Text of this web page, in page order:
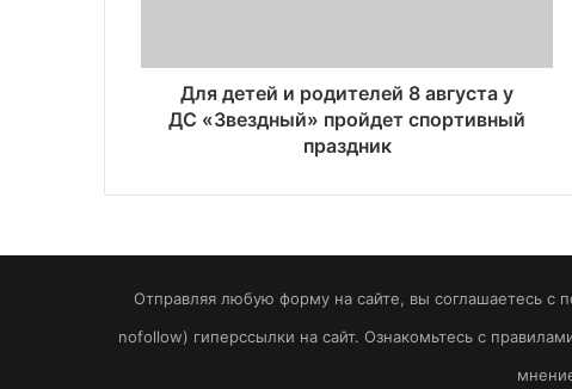
Для детей и родителей 8 августа у
ДС «Звездный» пройдет спортивный
праздник
Отправляя любую форму на сайте, вы соглашаетесь с
nofollow) гиперссылки на сайт. Ознакомьтесь с